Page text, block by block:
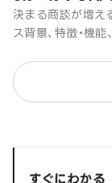
決まる商談が増え
ス背景、特徴・機